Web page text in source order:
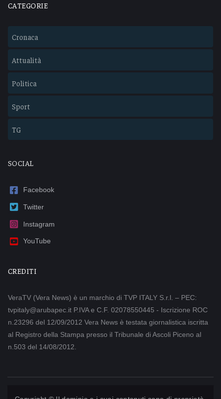
CATEGORIE
Cronaca
Attualità
Politica
Sport
TG
SOCIAL
Facebook
Twitter
Instagram
YouTube
CREDITI
VeraTV (Vera News) è un marchio di TVP ITALY S.r.l. – PEC:
tvpitaly@arubapec.it P.IVA e C.F. 02078550445 - Iscrizione ROC
n.23296 del 12/09/2012 Vera News è testata giornalistica iscritta
al Registro della Stampa presso il Tribunale di Ascoli Piceno al
n.503 del 14/08/2012.